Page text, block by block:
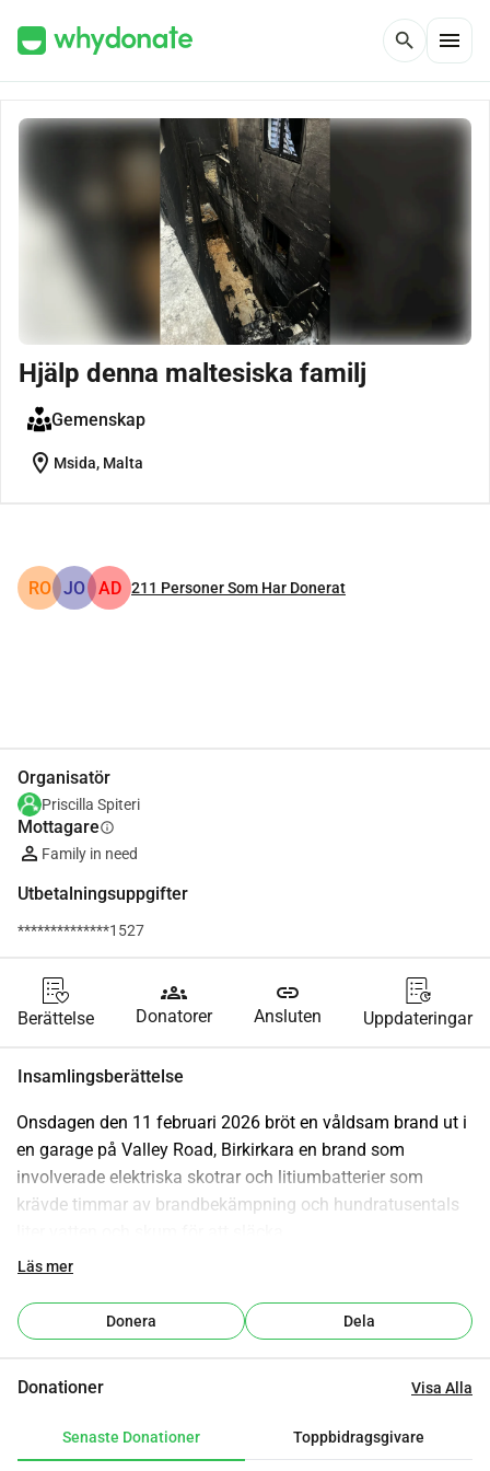
search menu
Hjälp denna maltesiska familj
Gemenskap
location_on Msida, Malta
RO JO AD 211 Personer Som Har Donerat
Organisatör
Priscilla Spiteri
Mottagareinfo
Family in need
Utbetalningsuppgifter
**************1527
Berättelse
groups
Donatorer
link
Ansluten Uppdateringar
Insamlingsberättelse
Onsdagen den 11 februari 2026 bröt en våldsam brand ut i
en garage på Valley Road, Birkirkara en brand som
involverade elektriska skotrar och litiumbatterier som
krävde timmar av brandbekämpning och hundratusentals
förlorat sitt hem. Även om de undkom skador, är skadorna
på deras bostad allvarliga:
- Väggar och tak är svärtade av rök och sot,
- Rum är täckta av skum och skräp som lämnats kvar från
Läs mer
Donera Dela
Donationer Visa Alla
Senaste Donationer Toppbidragsgivare